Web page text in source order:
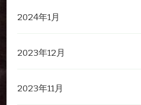
2024年1月
2023年12月
2023年11月